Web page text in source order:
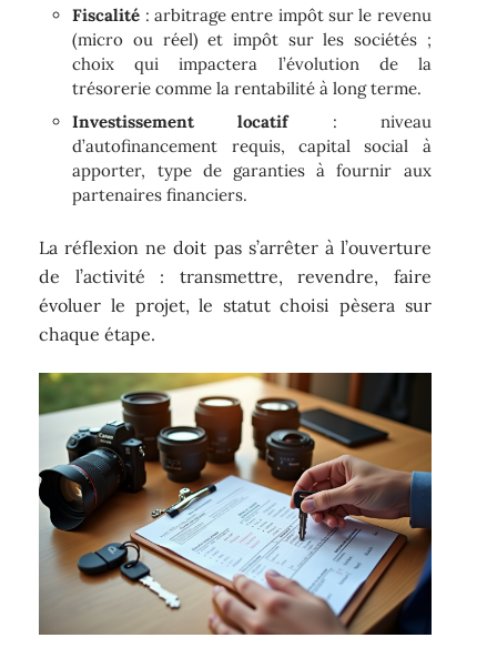
Fiscalité : arbitrage entre impôt sur le revenu
(micro ou réel) et impôt sur les sociétés ;
choix qui impactera l’évolution de la
trésorerie comme la rentabilité à long terme.
Investissement locatif: niveau
d’autofinancement requis, capital social à
apporter, type de garanties à fournir aux
partenaires financiers.
La réflexion ne doit pas s’arrêter à l’ouverture
de l’activité : transmettre, revendre, faire
évoluer le projet, le statut choisi pèsera sur
chaque étape.